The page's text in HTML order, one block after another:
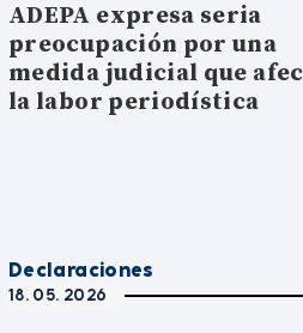
ADEPA expresa seria
preocupación por una
medida judicial que
la labor periodística
Declaraciones
18. 05. 2026